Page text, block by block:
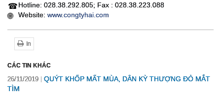
☎Hotline: 028.38.292.805; Fax : 028.38.223.088
🌐 Website: www.congtyhai.com
In
CÁC TIN KHÁC
26/11/2019
QUÝT KHỐP MẤT MÙA, DÂN KỲ THƯỢNG ĐỎ MẮT
TÌM